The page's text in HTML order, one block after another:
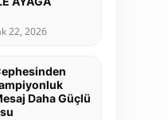
22, 2026
Daha Güçlü